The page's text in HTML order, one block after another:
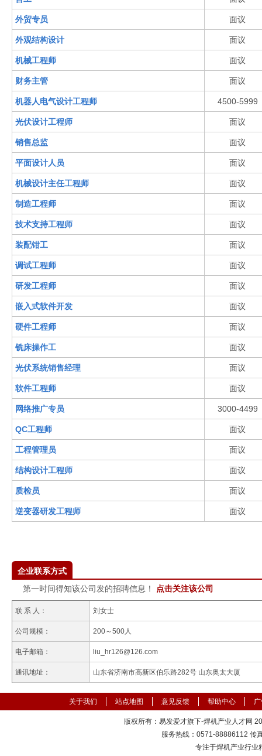
外贸专员 面议
外观结构设计 面议
机械工程师 面议
财务主管 面议
机器人电气设计工程师 4500-5999
光伏设计工程师 面议
销售总监 面议
平面设计人员 面议
机械设计主任工程师 面议
制造工程师 面议
技术支持工程师 面议
装配钳工 面议
调试工程师 面议
研发工程师 面议
嵌入式软件开发 面议
硬件工程师 面议
铣床操作工 面议
光伏系统销售经理 面议
软件工程师 面议
网络推广专员 3000-4499
QC工程师 面议
工程管理员 面议
结构设计工程师 面议
质检员 面议
逆变器研发工程师 面议
企业联系方式
第一时间得知该公司发的招聘信息！
点击关注该公司
联 系 人： 刘女士
公司规模： 200～500人
电子邮箱： liu_hr126@126.com
通讯地址： 山东省济南市高新区伯乐路282号 山东奥太大厦
关于我们 站点地图 意见反馈 帮助中心
版权所有：易发爱才旗下-焊机产业人才网
服务热线：0571-88886112 传
专注于焊机产业行业